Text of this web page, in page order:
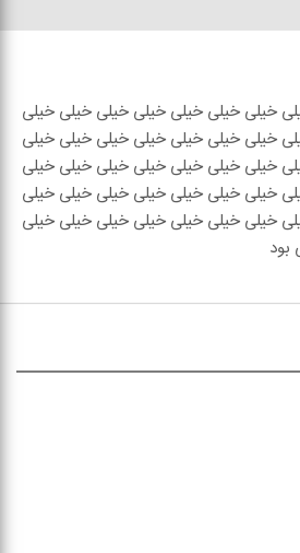
خیلی خیلی خیلی خیلی خیلی خیلی خیلی
خیلی خیلی خیلی خیلی خیلی خیلی خیلی
خیلی خیلی خیلی خیلی خیلی خیلی خیلی
خیلی خیلی خیلی خیلی خیلی خیلی خیلی
خیلی خیلی خیلی خیلی خیلی خیلی خیلی